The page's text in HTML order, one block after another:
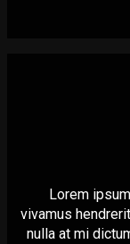
vivamus
nulla at